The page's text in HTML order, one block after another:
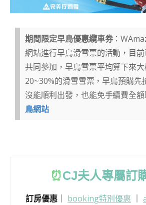
期間限定早鳥優惠纜車券：
網站進行早鳥滑雪票的活動，目
共同參加，早鳥雪票平均算下來
20~30%的滑雪雪票，早鳥預購先
沒能順利出發，也能免手續費全
鳥網站
⏰CJ夫人專屬訂
訂房優惠 booking特別優惠